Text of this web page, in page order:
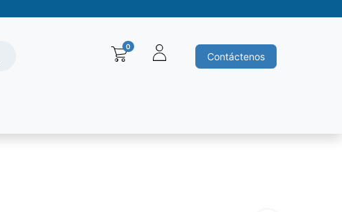
0
Contáctenos